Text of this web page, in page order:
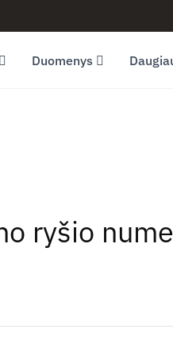
Duomenys
ryšio